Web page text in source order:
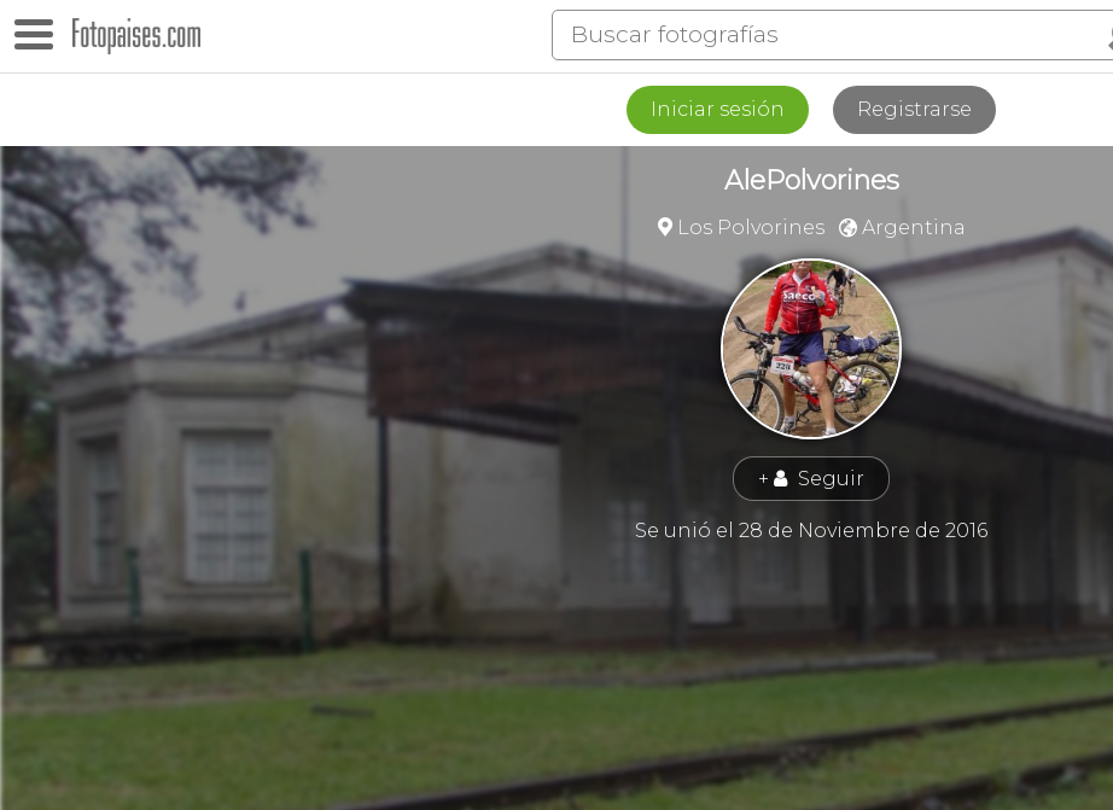
Iniciar sesión Registrarse
AlePolvorines
Los Polvorines Argentina
+ 👤 Seguir
Se unió el 28 de Noviembre de 2016